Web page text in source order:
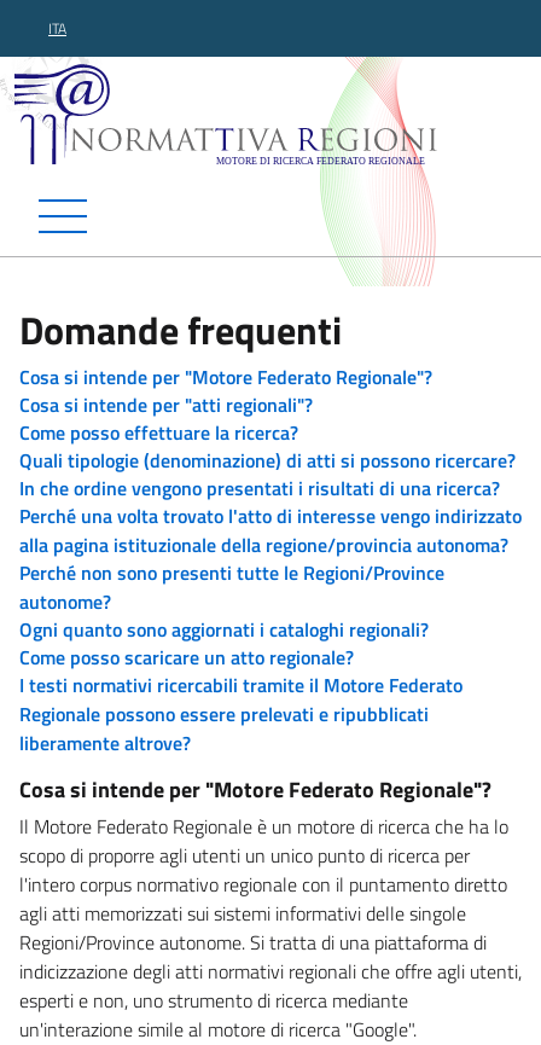
ITA
Normattiva Regioni -
Domande frequenti
Cosa si intende per "Motore Federato Regionale"?
Cosa si intende per "atti regionali"?
Come posso effettuare la ricerca?
Quali tipologie (denominazione) di atti si possono ricercare?
In che ordine vengono presentati i risultati di una ricerca?
Perché una volta trovato l'atto di interesse vengo indirizzato
alla pagina istituzionale della regione/provincia autonoma?
Perché non sono presenti tutte le Regioni/Province
autonome?
Ogni quanto sono aggiornati i cataloghi regionali?
Come posso scaricare un atto regionale?
I testi normativi ricercabili tramite il Motore Federato
Regionale possono essere prelevati e ripubblicati
liberamente altrove?
Cosa si intende per "Motore Federato Regionale"?
Il Motore Federato Regionale è un motore di ricerca che ha lo
scopo di proporre agli utenti un unico punto di ricerca per
l'intero corpus normativo regionale con il puntamento diretto
agli atti memorizzati sui sistemi informativi delle singole
Regioni/Province autonome. Si tratta di una piattaforma di
indicizzazione degli atti normativi regionali che offre agli utenti,
esperti e non, uno strumento di ricerca mediante
un'interazione simile al motore di ricerca "Google".